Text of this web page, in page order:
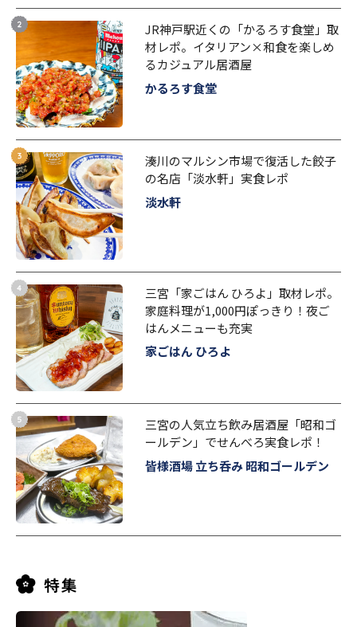
JR神戸駅近くの「かるろす食堂」取
材レポ。イタリアン×和食を楽しめ
るカジュアル居酒屋
かるろす食堂
湊川のマルシン市場で復活した餃子
の名店「淡水軒」実食レポ
淡水軒
三宮「家ごはん ひろよ」取材レポ。
家庭料理が1,000円ぽっきり！夜ご
はんメニューも充実
家ごはん ひろよ
三宮の人気立ち飲み居酒屋「昭和ゴ
ールデン」でせんべろ実食レポ！
皆様酒場 立ち呑み 昭和ゴールデン